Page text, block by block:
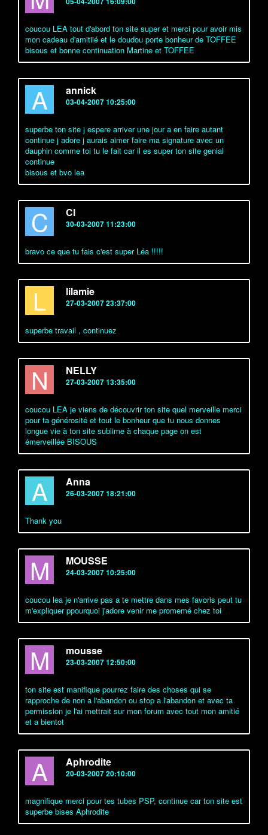
coucou LEA tout d'abord ton site super et merci pour avoir mis
mon cadeau d'amitiié et le doudou porte bonheur de TOFFEE
bisous et bonne continuation Martine et TOFFEE
A annick
03-04-2007 10:25:00
superbe ton site j espere arriver une jour a en faire autant
continue j adore j aurais aimer faire ma signature avec un
dauphin comme toi tu le fait car il es super ton site genial
continue
bisous et bvo lea
C Cl
30-03-2007 11:23:00
bravo ce que tu fais c'est super Léa !!!!!
L lilamie
27-03-2007 23:37:00
superbe travail , continuez
N NELLY
27-03-2007 13:35:00
coucou LEA je viens de découvrir ton site quel merveille merci
pour ta générosité et tout le bonheur que tu nous donnes
longue vie à ton site sublime à chaque page on est
émerveillée BISOUS
A Anna
26-03-2007 18:21:00
Thank you
M MOUSSE
24-03-2007 10:25:00
coucou lea je n'arrive pas a te mettre dans mes favoris peut tu
m'expliquer ppourquoi j'adore venir me promemé chez toi
M mousse
23-03-2007 12:50:00
ton site est manifique pourrez faire des choses qui se
rapproche de non a l'abandon ou stop a l'abandon et avec ta
permission je l'ai mettrait sur mon forum avec tout mon amitié
et a bientot
A Aphrodite
20-03-2007 20:10:00
magnifique merci pour tes tubes PSP, continue car ton site est
superbe bises Aphrodite